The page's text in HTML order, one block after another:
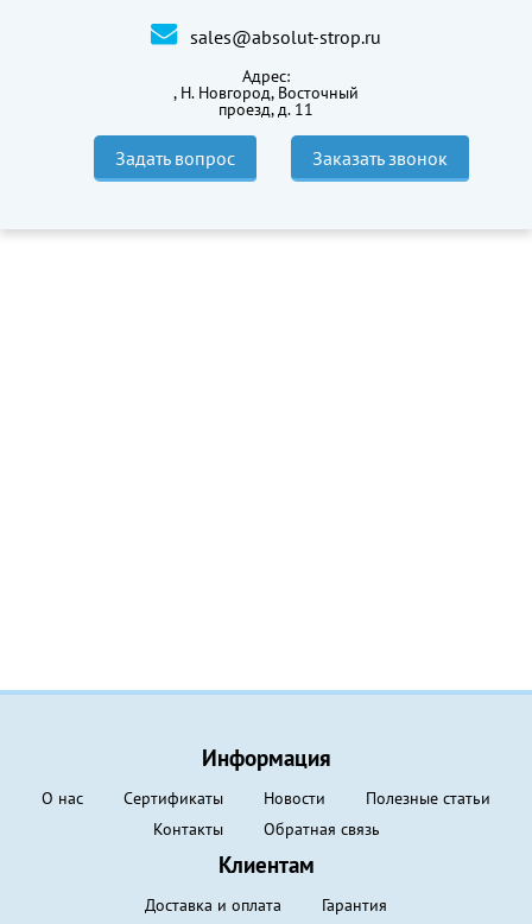
sales@absolut-strop.ru
Адрес:
, Н. Новгород, Восточный
проезд, д. 11
Задать вопрос Заказать звонок
Информация
О нас Сертификаты Новости
Полезные статьи
Контакты
Обратная связь
Клиентам
Доставка и оплата
Гарантия